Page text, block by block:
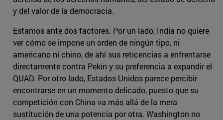
y del valor de la democracia.
Estamos ante dos factores. Por un lado, India no quiere
ver cómo se impone un orden de ningún tipo, ni
americano ni chino, de ahí sus reticencias a enfrentarse
directamente contra Pekín y su preferencia a expandir el
QUAD. Por otro lado, Estados Unidos parece percibir
encontrarse en un momento delicado, puesto que su
competición con China va más allá de la mera
sustitución de una potencia por otra. Washington no